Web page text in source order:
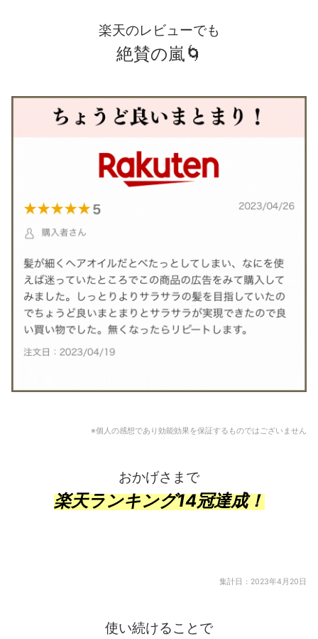
楽天のレビューでも
絶賛の嵐🌀
※個人の感想であり効能効果を保証するものではございません
おかげさまで
楽天ランキング14冠達成！
集計日：2023年4月20日
使い続けることで